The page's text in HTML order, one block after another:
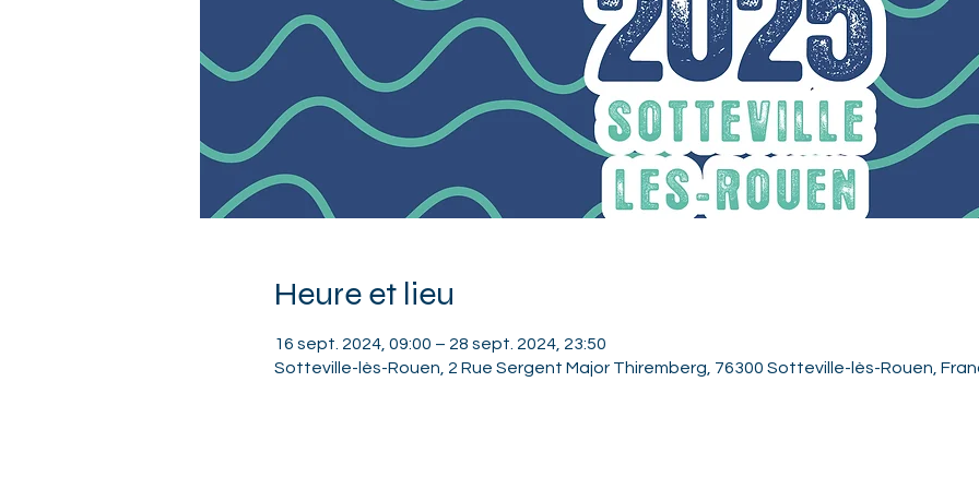
Heure et lieu
16 sept. 2024, 09:00 – 28 sept. 2024, 23:50
Sotteville-lès-Rouen, 2 Rue Sergent Major Thiremberg, 76300 Sotteville-lès-Rouen,